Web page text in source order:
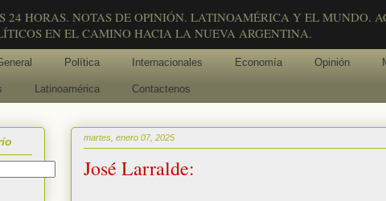
24 HORAS. NOTAS DE OPINIÓN. LATINOAMÉRICA Y EL MUNDO.
EN EL CAMINO HACIA LA NUEVA ARGENTINA.
Política Internacionales Economía Opinión
Latinoamérica Contactenos
martes, enero 07, 2025
José Larralde: